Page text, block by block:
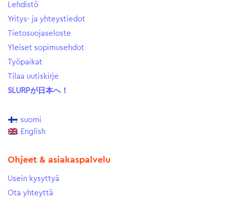
Lehdistö
Yritys- ja yhteystiedot
Tietosuojaseloste
Yleiset sopimusehdot
Työpaikat
Tilaa uutiskirje
SLURPが日本へ！
suomi
English
Ohjeet & asiakaspalvelu
Usein kysyttyä
Ota yhteyttä